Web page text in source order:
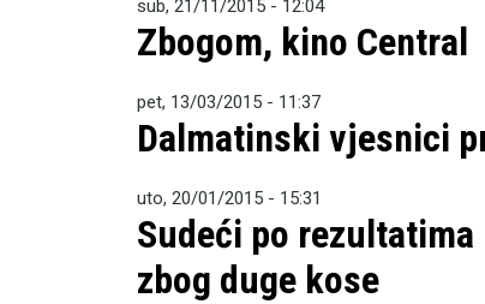
sub, 21/11/2015 - 12:04
Zbogom, kino Central
pet, 13/03/2015 - 11:37
Dalmatinski vjesnici
uto, 20/01/2015 - 15:31
Sudeći po
zbog duge kose